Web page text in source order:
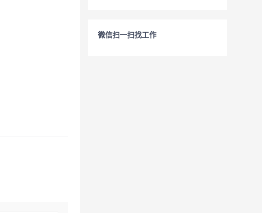
微信扫一扫找工作